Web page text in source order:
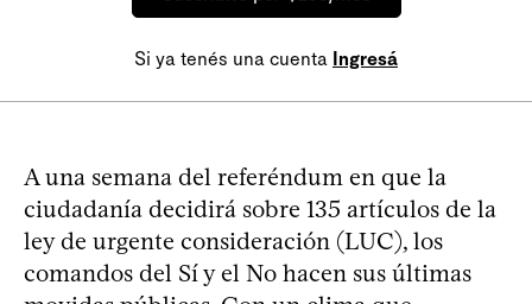
Si ya tenés una cuenta Ingresá
A una semana del referéndum en que la
ciudadanía decidirá sobre 135 artículos de la
ley de urgente consideración (LUC), los
comandos del Sí y el No hacen sus últimas